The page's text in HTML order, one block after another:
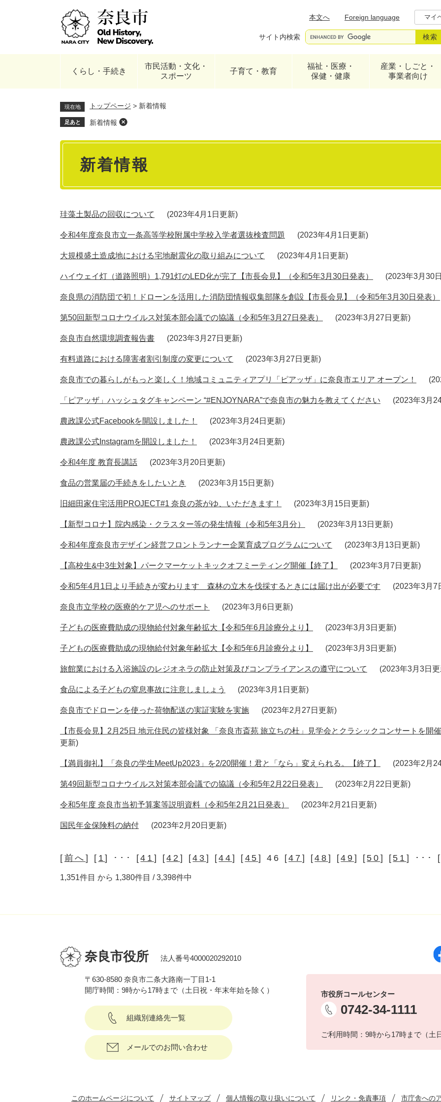
本文へ
Foreign language マイ
サイト内検索
くらし・手続き
市民活動・文化・
スポーツ
子育て・教育
福祉・医療・
保健・健康
産業・しごと・
事業者向け
現在地 トップページ > 新着情報
足あと 新着情報
本
新着情報
珪藻土製品の回収について 2023年4月1日更新
令和4年度奈良市立一条高等学校附属中学校入学者選抜検査問題 2023年4月1日更新
大規模盛土造成地における宅地耐震化の取り組みについて 2023年4月1日更新
ハイウェイ灯（道路照明）1,791灯のLED化が完了【市長会見】（令和5年3月30日発表） 2023年3月30
奈良県の消防団で初！ドローンを活用した消防団情報収集部隊を創設【市長会見】（令和5年3月30日発表）
第50回新型コロナウイルス対策本部会議での協議（令和5年3月27日発表） 2023年3月27日更新
奈良市自然環境調査報告書 2023年3月27日更新
有料道路における障害者割引制度の変更について 2023年3月27日更新
奈良市での暮らしがもっと楽しく！地域コミュニティアプリ「ピアッザ」に奈良市エリア オープン！
「ピアッザ」ハッシュタグキャンペーン “#ENJOYNARA”で奈良市の魅力を教えてください 2023年3月
農政課公式Facebookを開設しました！ 2023年3月24日更新
農政課公式Instagramを開設しました！ 2023年3月24日更新
令和4年度 教育長講話 2023年3月20日更新
食品の営業届の手続きをしたいとき 2023年3月15日更新
旧細田家住宅活用PROJECT#1 奈良の茶がゆ、いただきます！ 2023年3月15日更新
【新型コロナ】院内感染・クラスター等の発生情報（令和5年3月分） 2023年3月13日更新
令和4年度奈良市デザイン経営フロントランナー企業育成プログラムについて 2023年3月13日更新
【高校生&中3生対象】パークマーケットキックオフミーティング開催【終了】 2023年3月7日更新
令和5年4月1日より手続きが変わります 森林の立木を伐採するときには届け出が必要です 2023年3月7
奈良市立学校の医療的ケア児へのサポート 2023年3月6日更新
子どもの医療費助成の現物給付対象年齢拡大【令和5年6月診療分より】 2023年3月3日更新
子どもの医療費助成の現物給付対象年齢拡大【令和5年6月診療分より】 2023年3月3日更新
旅館業における入浴施設のレジオネラの防止対策及びコンプライアンスの遵守について 2023年3月3日
食品による子どもの窒息事故に注意しましょう 2023年3月1日更新
奈良市でドローンを使った荷物配送の実証実験を実施 2023年2月27日更新
【市長会見】2月25日 地元住民の皆様対象 「奈良市斎苑 旅立ちの杜」見学会とクラシックコンサートを開
更新
【満員御礼】「奈良の学生MeetUp2023」を2/20開催！君と「なら」変えられる。【終了】 2023年2月
第49回新型コロナウイルス対策本部会議での協議（令和5年2月22日発表） 2023年2月22日更新
令和5年度 奈良市当初予算案等説明資料（令和5年2月21日発表） 2023年2月21日更新
国民年金保険料の納付 2023年2月20日更新
[ 前へ ] [ 1] ･･･ [41 ] [42 ] [43 ] [44 ] [ 45 ] 46 [47 ] [48 ] [49 ] [ 50 ] [ 51 ] ･･･
1,351件目 から 1,380件目 / 3,398件中
奈良市役所 法人番号4000020292010
〒630-8580 奈良市二条大路南一丁目1-1
開庁時間：9時から17時まで（土日祝・年末年始を除く）
組織別連絡先一覧
メールでのお問い合わせ
市役所コールセンター
0742-34-1111
ご利用時間：9時から17時まで（土
このホームページについて サイトマップ 個人情報の取り扱いについて リンク・免責事項 市庁舎への